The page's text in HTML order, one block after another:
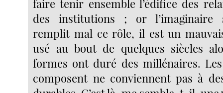
faire tenir ensemble l’édifice des
des institutions ; or l’imaginaire
remplit mal ce rôle, il est un
usé au bout de quelques siècles
formes ont duré des millénaires.
composent ne conviennent pas à